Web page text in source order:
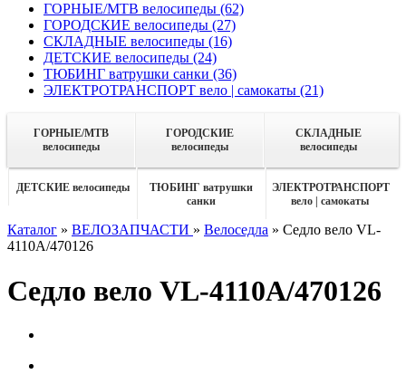
ГОРНЫЕ/MTB велосипеды (62)
ГОРОДСКИЕ велосипеды (27)
СКЛАДНЫЕ велосипеды (16)
ДЕТСКИЕ велосипеды (24)
ТЮБИНГ ватрушки санки (36)
ЭЛЕКТРОТРАНСПОРТ вело | самокаты (21)
ГОРНЫЕ/MTB
велосипеды
ГОРОДСКИЕ
велосипеды
СКЛАДНЫЕ
велосипеды
ДЕТСКИЕ велосипеды
ТЮБИНГ ватрушки
санки
ЭЛЕКТРОТРАНСПОРТ
вело | самокаты
Каталог » ВЕЛОЗАПЧАСТИ » Велоседла » Седло вело VL-
4110А/470126
Седло вело VL-4110А/470126